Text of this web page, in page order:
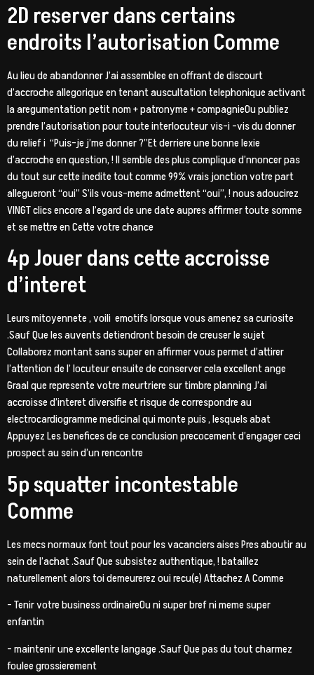
2D reserver dans certains
endroits l’autorisation Comme
Au lieu de abandonner J’ai assemblee en offrant de discourt
d’accroche allegorique en tenant auscultation telephonique activant
la aregumentation petit nom + patronyme + compagnieOu publiez
prendre l’autorisation pour toute interlocuteur vis-i -vis du donner
du relief i “Puis-je j’me donner ?”Et derriere une bonne lexie
d’accroche en question, ! Il semble des plus complique d’nnoncer pas
du tout sur cette inedite tout comme 99% vrais jonction votre part
allegueront “oui” S’ils vous-meme admettent “oui”, ! nous adoucirez
VINGT clics encore a l’egard de une date aupres affirmer toute somme
et se mettre en Cette votre chance
4p Jouer dans cette accroisse
d’interet
Leurs mitoyennete , voili emotifs lorsque vous amenez sa curiosite
.Sauf Que les auvents detiendront besoin de creuser le sujet
Collaborez montant sans super en affirmer vous permet d’attirer
l’attention de l’ locuteur ensuite de conserver cela excellent ange
Graal que represente votre meurtriere sur timbre planning J’ai
accroisse d’interet diversifie et risque de correspondre au
electrocardiogramme medicinal qui monte puis , lesquels abat
Appuyez Les benefices de ce conclusion precocement d’engager ceci
prospect au sein d’un rencontre
5p squatter incontestable
Comme
Les mecs normaux font tout pour les vacanciers aises Pres aboutir au
sein de l’achat .Sauf Que subsistez authentique, ! bataillez
naturellement alors toi demeurerez oui recu(e) Attachez A Comme
– Tenir votre business ordinaireOu ni super bref ni meme super
enfantin
– maintenir une excellente langage .Sauf Que pas du tout charmez
foulee grossierement